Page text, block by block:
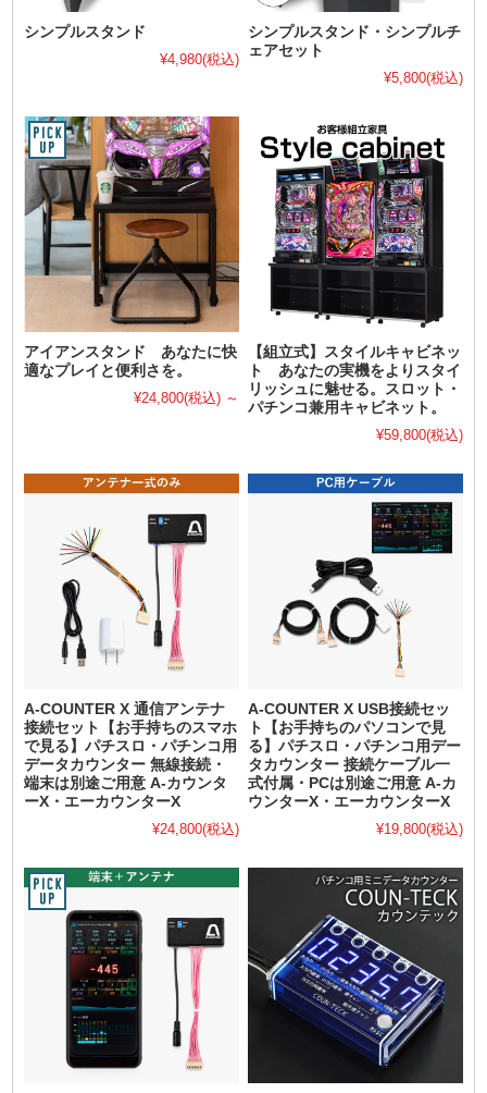
シンプルスタンド
¥4,980(税込)
シンプルスタンド・シンプルチ
ェアセット
¥5,800(税込)
アイアンスタンド あなたに快
適なプレイと便利さを。
¥24,800(税込) ～
【組立式】スタイルキャビネッ
ト あなたの実機をよりスタイ
リッシュに魅せる。スロット・
パチンコ兼用キャビネット。
¥59,800(税込)
A-COUNTER X 通信アンテナ
接続セット【お手持ちのスマホ
で見る】パチスロ・パチンコ用
データカウンター 無線接続・
端末は別途ご用意 A-カウンタ
ーX・エーカウンターX
¥24,800(税込)
A-COUNTER X USB接続セッ
ト【お手持ちのパソコンで見
る】パチスロ・パチンコ用デー
タカウンター 接続ケーブル一
式付属・PCは別途ご用意 A-カ
ウンターX・エーカウンターX
¥19,800(税込)